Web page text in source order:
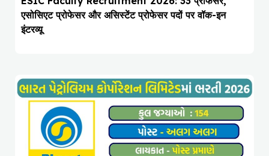
एसोसिएट प्रोफेसर और असिस्टेंट प्रोफेसर पदों पर वॉक-इन
इंटरव्यू